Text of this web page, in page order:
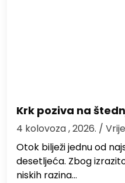
Krk poziva na
4 kolovoza , 2026. /
Otok bilježi jednu od
desetljeća. Zbog
niskih razina…